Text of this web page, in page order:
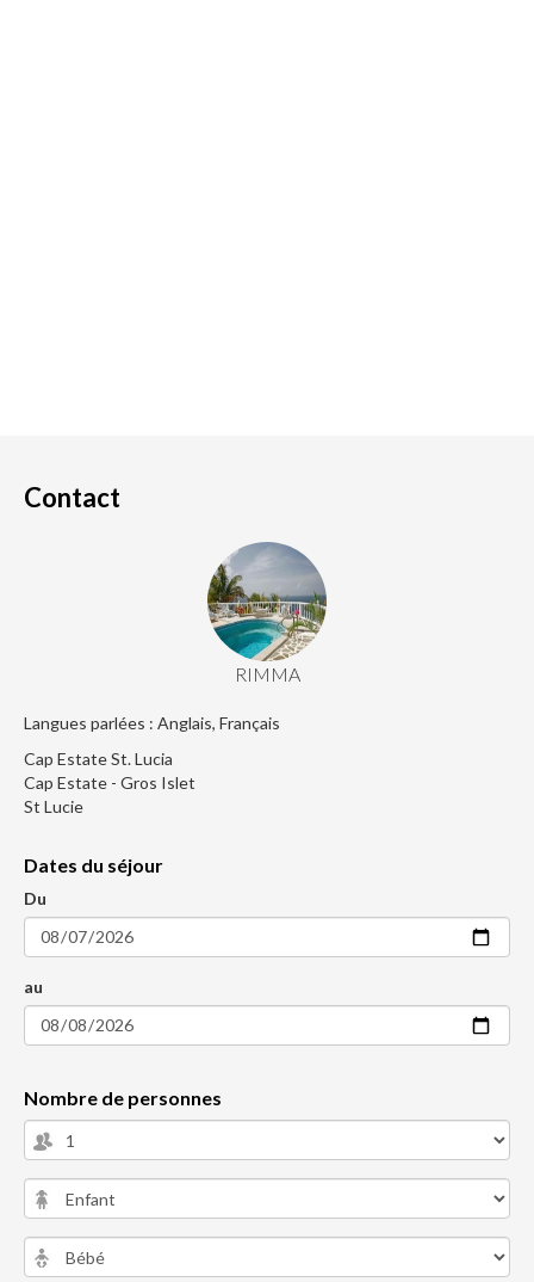
Contact
RIMMA
Langues parlées : Anglais, Français
Cap Estate St. Lucia
Cap Estate - Gros Islet
St Lucie
Dates du séjour
Du
au
Nombre de personnes